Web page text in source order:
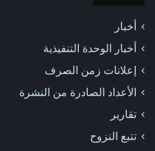
أخبار
أخبار الوحدة التنفيذية
إعلانات زمن الصرف
الأعداد الصادرة من النشرة
تقارير
تتبع النزوح